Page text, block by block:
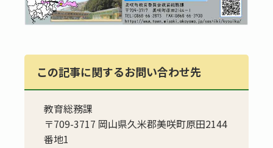
この記事に関するお問い合わせ先
教育総務課
〒709-3717 岡山県久米郡美咲町原田2144
番地1